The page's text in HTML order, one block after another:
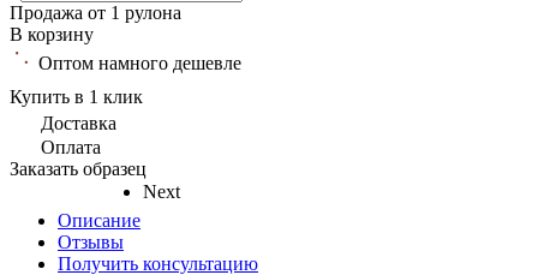
Next
Продажа от 1 рулона
В корзину
Оптом намного дешевле
Купить в 1 клик
Доставка
Оплата
Заказать образец
Описание
Отзывы
Получить консультацию